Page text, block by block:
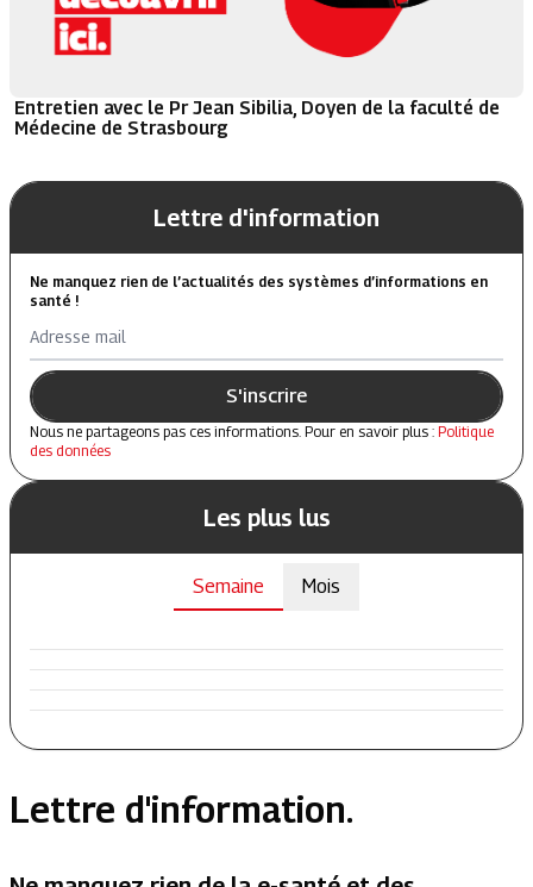
Entretien avec le Pr Jean Sibilia, Doyen de la faculté de
Médecine de Strasbourg
Lettre d'information
Ne manquez rien de l’actualités des systèmes d’informations en
santé !
Adresse mail
S'inscrire
Nous ne partageons pas ces informations. Pour en savoir plus : Politique
des données
Les plus lus
Semaine Mois
Lettre d'information.